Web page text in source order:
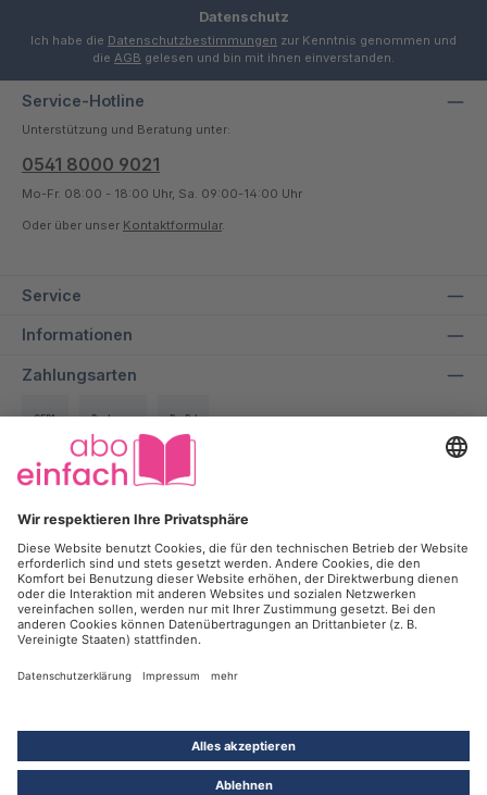
4.71/ 5.00
Datenschutz
Ich habe die Datenschutzbestimmungen zur Kenntnis genommen und
die AGB gelesen und bin mit ihnen einverstanden.
Service-Hotline
Unterstützung und Beratung unter:
0541 8000 9021
Mo-Fr. 08:00 - 18:00 Uhr, Sa. 09:00-14:00 Uhr
Oder über unser Kontaktformular.
Service
Informationen
Zahlungsarten
SEPA Rechnung PayPal
Über uns
Wir bei aboeinfach geben alles dafür, dir ein entspanntes und
50% auf deine Lieblingszeitschrift zu sparen.
Kontakt Kündigung Newsletter Werbesperre Vertrag widerrufen
nicht anders angegeben. ¹Mit der Anmeldung zum Newsletter willigst Du
Mail kontaktieren dürfen. Deine Einwilligung kannst Du jederzeit ohne
Angabe von Gründen gegenüber der intan Holding GmbH & Co. KG,